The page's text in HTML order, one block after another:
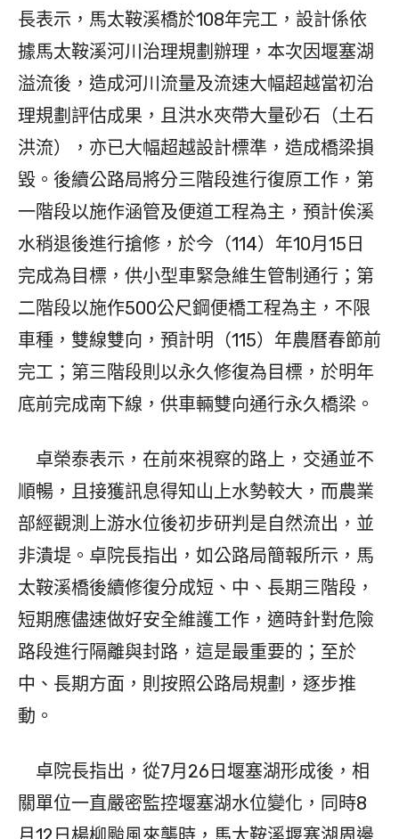
長表示，馬太鞍溪橋於108年完工，設計係依
據馬太鞍溪河川治理規劃辦理，本次因堰塞湖
溢流後，造成河川流量及流速大幅超越當初治
理規劃評估成果，且洪水夾帶大量砂石（土石
洪流），亦已大幅超越設計標準，造成橋梁損
毀。後續公路局將分三階段進行復原工作，第
一階段以施作涵管及便道工程為主，預計俟溪
水稍退後進行搶修，於今（114）年10月15日
完成為目標，供小型車緊急維生管制通行；第
二階段以施作500公尺鋼便橋工程為主，不限
車種，雙線雙向，預計明（115）年農曆春節前
完工；第三階段則以永久修復為目標，於明年
底前完成南下線，供車輛雙向通行永久橋梁。
卓榮泰表示，在前來視察的路上，交通並不
順暢，且接獲訊息得知山上水勢較大，而農業
部經觀測上游水位後初步研判是自然流出，並
非潰堤。卓院長指出，如公路局簡報所示，馬
太鞍溪橋後續修復分成短、中、長期三階段，
短期應儘速做好安全維護工作，適時針對危險
路段進行隔離與封路，這是最重要的；至於
中、長期方面，則按照公路局規劃，逐步推
動。
卓院長指出，從7月26日堰塞湖形成後，相
關單位一直嚴密監控堰塞湖水位變化，同時8